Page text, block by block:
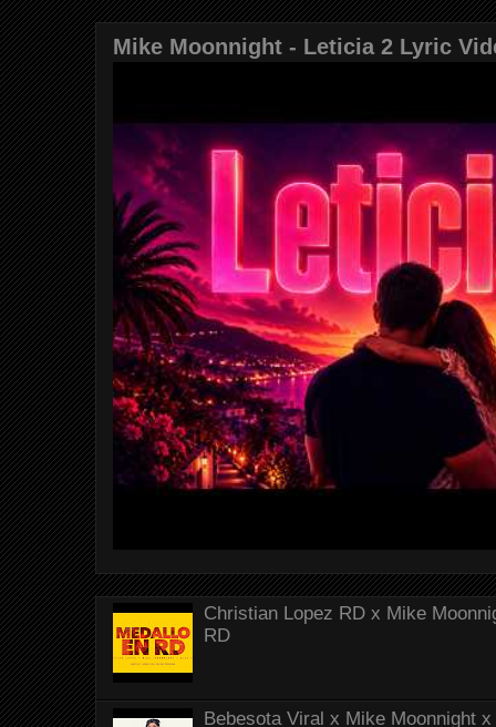
Mike Moonnight - Leticia 2 Lyric
Christian Lopez RD x Mike
RD
Bebesota Viral x Mike Moonnight